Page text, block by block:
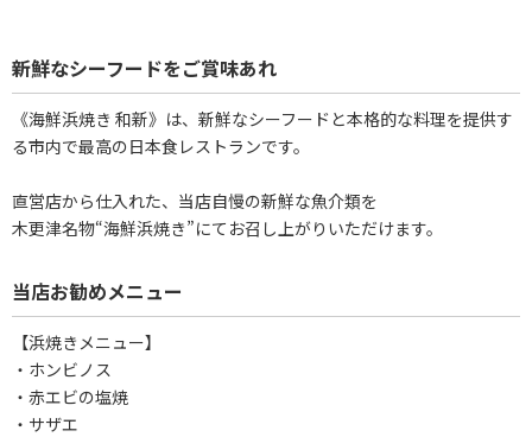
新鮮なシーフードをご賞味あれ
《海鮮浜焼き 和新》は、新鮮なシーフードと本格的な料理を提供す
る市内で最高の日本食レストランです。
直営店から仕入れた、当店自慢の新鮮な魚介類を
木更津名物“海鮮浜焼き”にてお召し上がりいただけます。
当店お勧めメニュー
【浜焼きメニュー】
・ホンビノス
・赤エビの塩焼
・サザエ